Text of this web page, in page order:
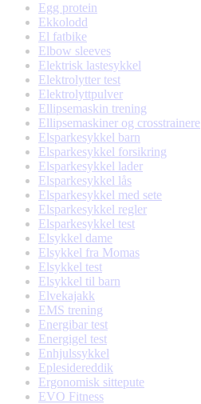
Egg protein
Ekkolodd
El fatbike
Elbow sleeves
Elektrisk lastesykkel
Elektrolytter test
Elektrolyttpulver
Ellipsemaskin trening
Ellipsemaskiner og crosstrainere
Elsparkesykkel barn
Elsparkesykkel forsikring
Elsparkesykkel lader
Elsparkesykkel lås
Elsparkesykkel med sete
Elsparkesykkel regler
Elsparkesykkel test
Elsykkel dame
Elsykkel fra Momas
Elsykkel test
Elsykkel til barn
Elvekajakk
EMS trening
Energibar test
Energigel test
Enhjulssykkel
Eplesidereddik
Ergonomisk sittepute
EVO Fitness